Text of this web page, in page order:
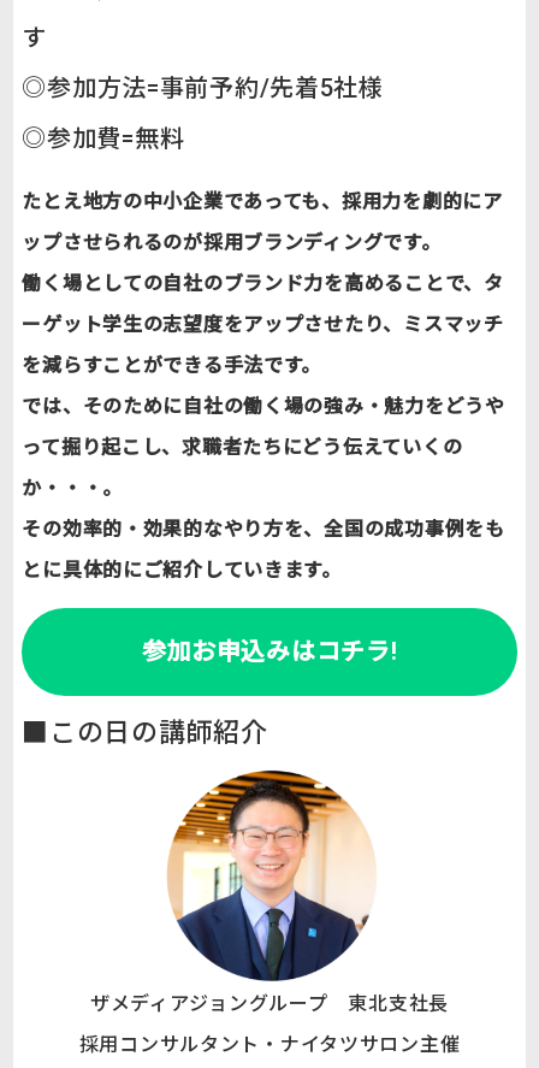
す
◎参加方法=事前予約/先着5社様
◎参加費=無料
たとえ地方の中小企業であっても、採用力を劇的にア
ップさせられるのが採用ブランディングです。
働く場としての自社のブランド力を高めることで、タ
ーゲット学生の志望度をアップさせたり、ミスマッチ
を減らすことができる手法です。
では、そのために自社の働く場の強み・魅力をどうや
って掘り起こし、求職者たちにどう伝えていくの
か・・・。
その効率的・効果的なやり方を、全国の成功事例をも
とに具体的にご紹介していきます。
参加お申込みはコチラ!
■この日の講師紹介
ザメディアジョングループ 東北支社長
採用コンサルタント・ナイタツサロン主催